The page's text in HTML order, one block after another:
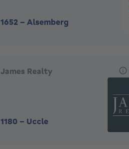
1652 - Alsemberg
James Realty
1180 - Uccle